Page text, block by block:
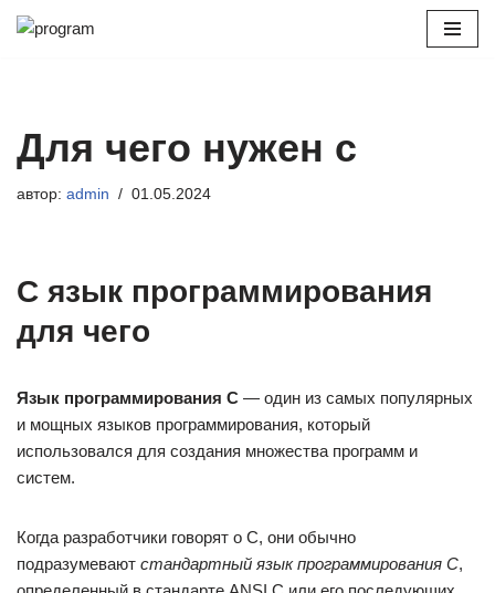
Для чего нужен c
автор: admin 01.05.2024
C язык программирования
для чего
Язык программирования C — один из самых популярных
и мощных языков программирования, который
использовался для создания множества программ и
систем.
Когда разработчики говорят о C, они обычно
подразумевают стандартный язык программирования C,